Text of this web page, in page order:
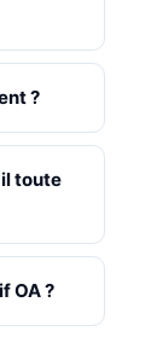
?
toute
OA ?